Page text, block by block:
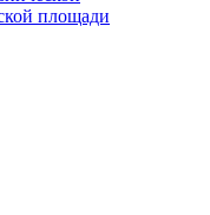
площади